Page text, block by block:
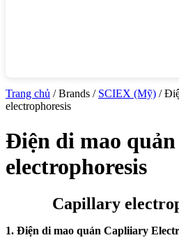
Trang chủ / Brands / SCIEX (Mỹ) /
electrophoresis
Điện di mao
electrophoresis
Capillary
1. Điện di mao quản Capliiary